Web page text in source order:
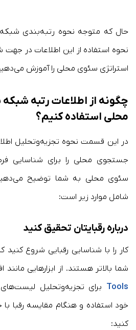
حال که متوجه نحوه رتبه‌بندی
نحوه استفاده از این اطلاعات در
استراتژی سئوی محلی را آموزش
چگونه از اطلاعات رتبه شبکه
محلی استفاده کنیم؟
در این قسمت نحوه تجزیه‌وتحلیل
جستجوی محلی را برای شناسایی
سئوی محلی به شما توضیح
شامل موارد زیر است:
درباره رقبایتان تحقیق کنید
کار را با شناسایی رقبایی شروع کنید
شما بالاتر هستند. از ابزارهایی مانند
Tools برای تجزیه‌وتحلیل لیست‌های
خود استفاده و هنگام مقایسه رقبا با
کنید: